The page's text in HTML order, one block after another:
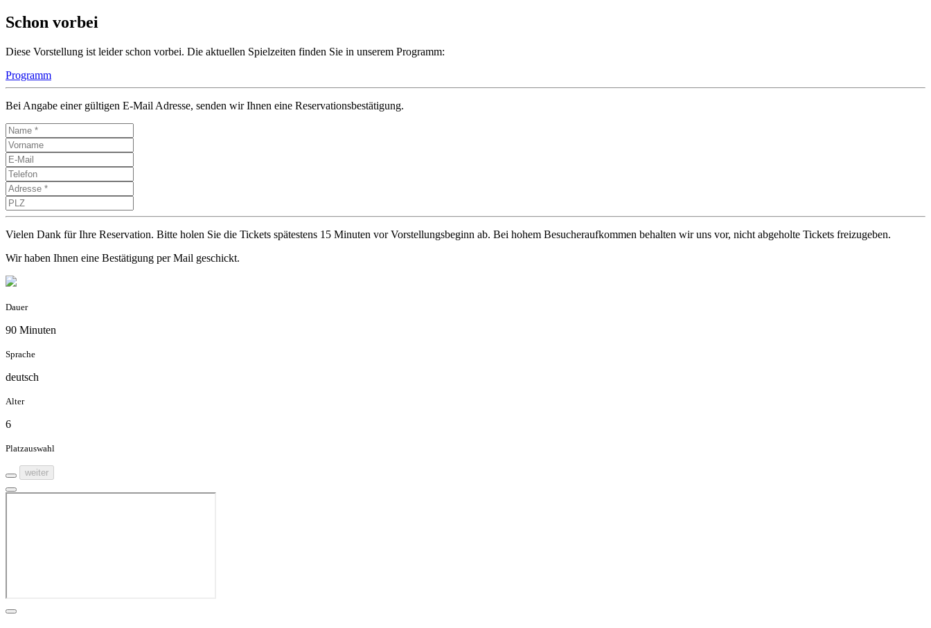
Schon vorbei
Diese Vorstellung ist leider schon vorbei. Die aktuellen Spielzeiten finden Sie in unserem Programm:
Programm
Bei Angabe einer gültigen E-Mail Adresse, senden wir Ihnen eine Reservationsbestätigung.
Vielen Dank für Ihre Reservation. Bitte holen Sie die Tickets spätestens 15 Minuten vor Vorstellungsbeginn ab. Bei hohem Besucheraufkommen behalten wir uns vor, nicht abgeholte Tickets freizugeben.
Wir haben Ihnen eine Bestätigung per Mail geschickt.
Dauer
90 Minuten
Sprache
deutsch
Alter
6
Platzauswahl
weiter